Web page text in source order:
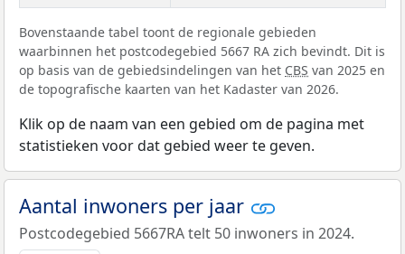
Bovenstaande tabel toont de regionale gebieden
waarbinnen het postcodegebied 5667 RA zich bevindt. Dit is
op basis van de gebiedsindelingen van het CBS van 2025 en
de topografische kaarten van het Kadaster van 2026.
Klik op de naam van een gebied om de pagina met
statistieken voor dat gebied weer te geven.
Aantal inwoners per jaar
Postcodegebied 5667RA telt 50 inwoners in 2024.